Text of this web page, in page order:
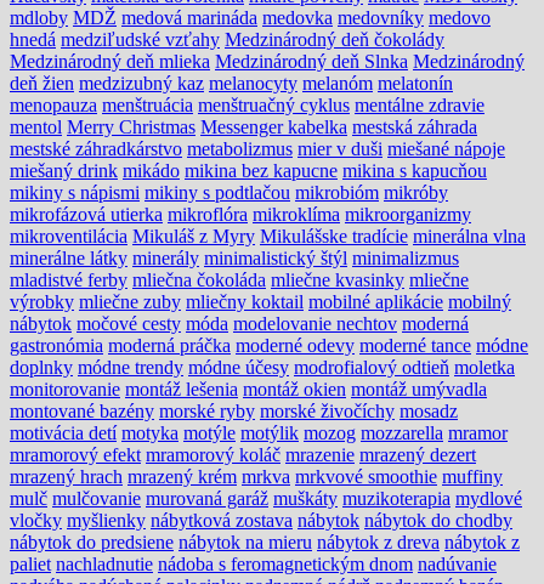
mdloby MDŽ medová marináda medovka medovníky medovo
hnedá medziľudské vzťahy Medzinárodný deň čokolády
Medzinárodný deň mlieka Medzinárodný deň Slnka Medzinárodný
deň žien medzizubný kaz melanocyty melanóm melatonín
menopauza menštruácia menštruačný cyklus mentálne zdravie
mentol Merry Christmas Messenger kabelka mestská záhrada
mestské záhradkárstvo metabolizmus mier v duši miešané nápoje
miešaný drink mikádo mikina bez kapucne mikina s kapucňou
mikiny s nápismi mikiny s podtlačou mikrobióm mikróby
mikrofázová utierka mikroflóra mikroklíma mikroorganizmy
mikroventilácia Mikuláš z Myry Mikulášske tradície minerálna vlna
minerálne látky minerály minimalistický štýl minimalizmus
mladistvé ferby mliečna čokoláda mliečne kvasinky mliečne
výrobky mliečne zuby mliečny koktail mobilné aplikácie mobilný
nábytok močové cesty móda modelovanie nechtov moderná
gastronómia moderná práčka moderné odevy moderné tance módne
doplnky módne trendy módne účesy modrofialový odtieň moletka
monitorovanie montáž lešenia montáž okien montáž umývadla
montované bazény morské ryby morské živočíchy mosadz
motivácia detí motyka motýle motýlik mozog mozzarella mramor
mramorový efekt mramorový koláč mrazenie mrazený dezert
mrazený hrach mrazený krém mrkva mrkvové smoothie muffiny
mulč mulčovanie murovaná garáž muškáty muzikoterapia mydlové
vločky myšlienky nábytková zostava nábytok nábytok do chodby
nábytok do predsiene nábytok na mieru nábytok z dreva nábytok z
paliet nachladnutie nádoba s feromagnetickým dnom nadúvanie